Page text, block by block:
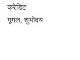
क्रेडिट
गूगल, शुभोदय